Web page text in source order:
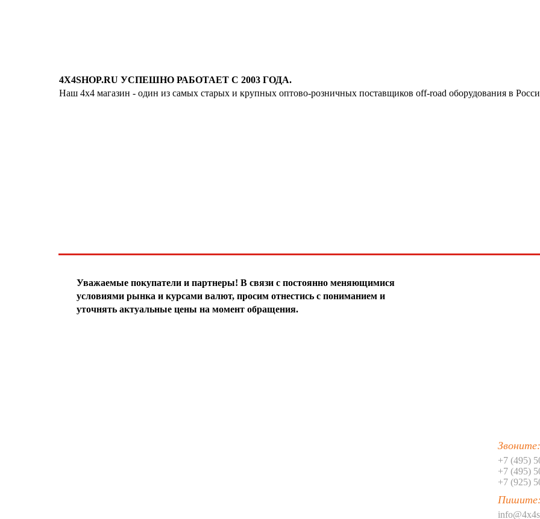
30
4X4SHOP.RU УСПЕШНО РАБОТАЕТ С 2003 ГОДА.
Наш 4x4 магазин - один из самых старых и крупных оптово-розничных поставщиков off-road оборудования в
Уважаемые покупатели и партнеры! В связи с постоянно меняющимися
условиями рынка и курсами валют, просим отнестись с пониманием и
уточнять актуальные цены на момент обращения.
Звоните:
+7 (495)
+7 (495)
+7 (925)
Пишите: